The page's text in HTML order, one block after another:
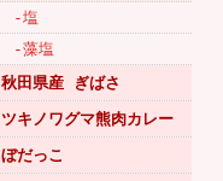
-塩
-藻塩
秋田県産 ぎばさ
ツキノワグマ熊肉カレー
ぼだっこ